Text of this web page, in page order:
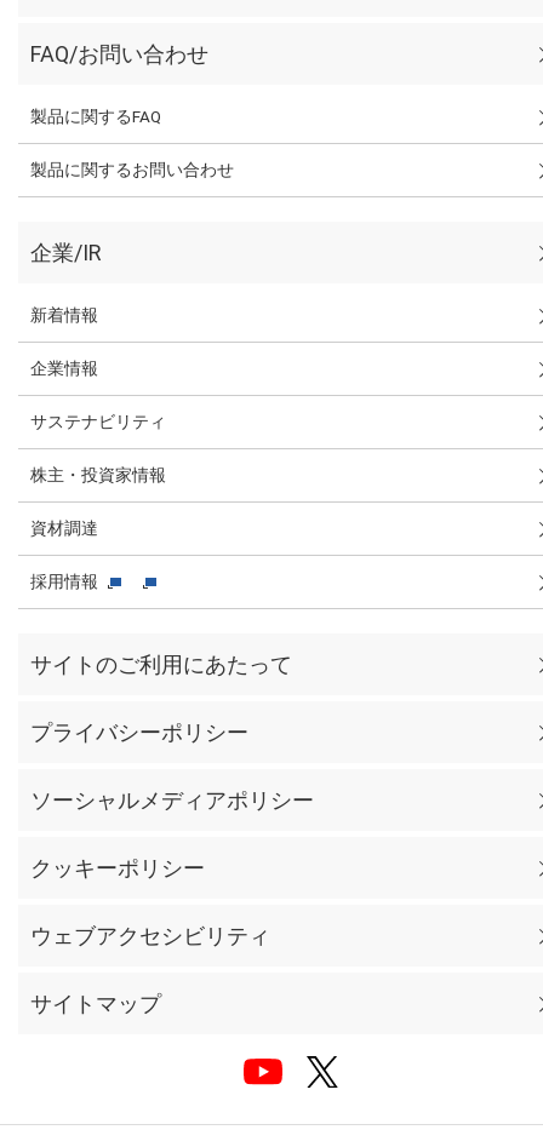
FAQ/お問い合わせ
製品に関するFAQ
製品に関するお問い合わせ
企業/IR
新着情報
企業情報
サステナビリティ
株主・投資家情報
資材調達
採用情報
サイトのご利用にあたって
プライバシーポリシー
ソーシャルメディアポリシー
クッキーポリシー
ウェブアクセシビリティ
サイトマップ